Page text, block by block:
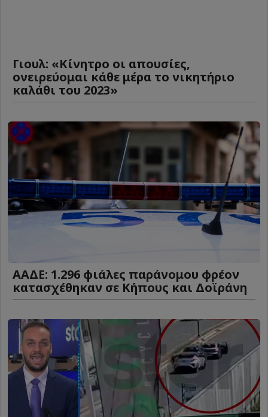
Γιουλ: «Κίνητρο οι απουσίες,
ονειρεύομαι κάθε μέρα το νικητήριο
καλάθι του 2023»
ΑΑΔΕ: 1.296 φιάλες παράνομου φρέον
κατασχέθηκαν σε Κήπους και Δοϊράνη